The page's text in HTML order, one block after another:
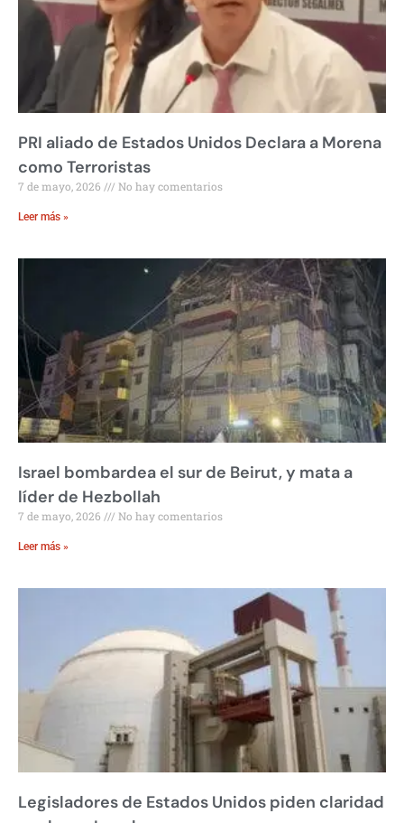
PRI aliado de Estados Unidos Declara a Morena
como Terroristas
7 de mayo, 2026 No hay comentarios
Leer más »
Israel bombardea el sur de Beirut, y mata a
líder de Hezbollah
7 de mayo, 2026 No hay comentarios
Leer más »
Legisladores de Estados Unidos piden claridad